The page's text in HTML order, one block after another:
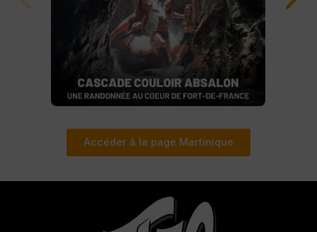
Accéder à la page Martinique